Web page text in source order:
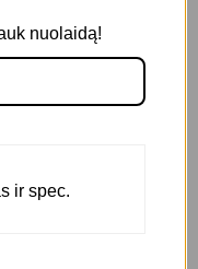
paspaudimus
Nenuplaukite.
nuolaidą!
ir spec.